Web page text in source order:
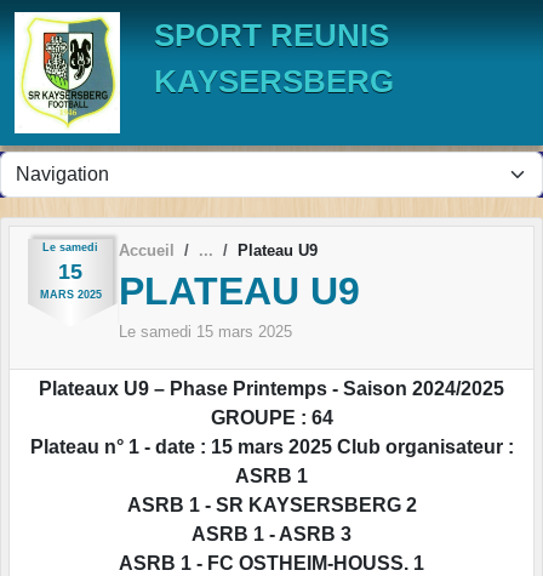
SPORT REUNIS
KAYSERSBERG
Le samedi
15
MARS 2025
Accueil Plateau U9
PLATEAU U9
Le samedi 15 mars 2025
Plateaux U9 – Phase Printemps - Saison 2024/2025
GROUPE : 64
Plateau n° 1 - date : 15 mars 2025 Club organisateur :
ASRB 1
ASRB 1 - SR KAYSERSBERG 2
ASRB 1 - ASRB 3
ASRB 1 - FC OSTHEIM-HOUSS. 1
Panneau de gestion des cookies